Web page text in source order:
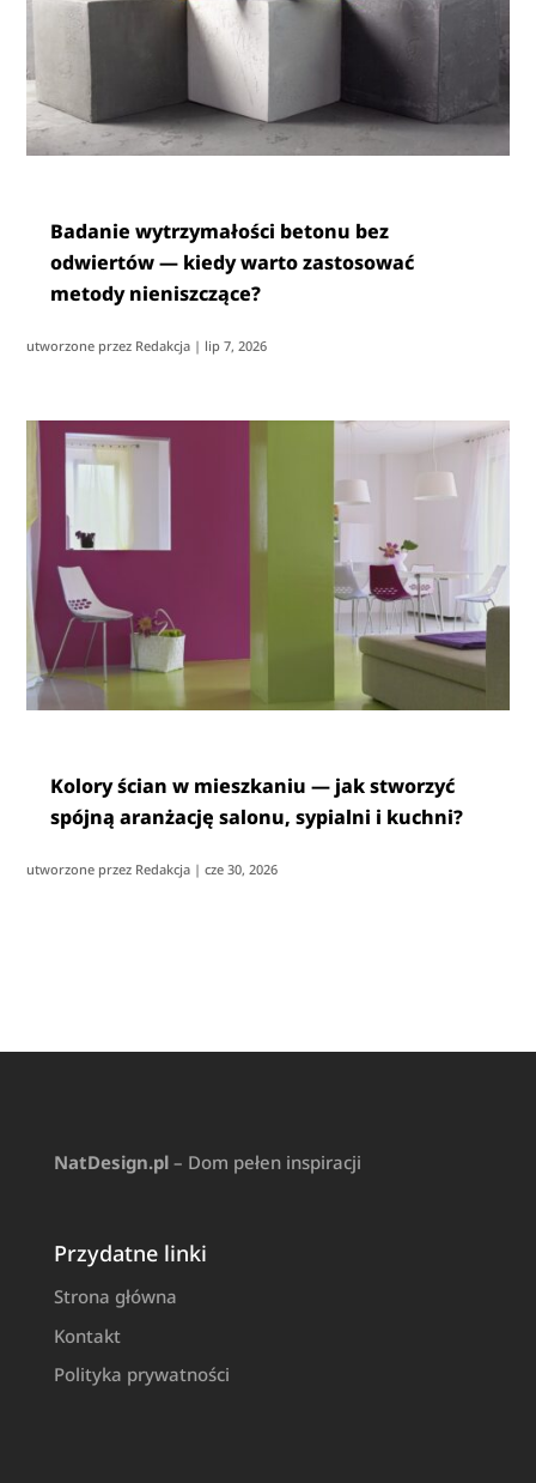
Badanie wytrzymałości betonu bez
odwiertów — kiedy warto zastosować
metody nieniszczące?
utworzone przez Redakcja | lip 7, 2026
Kolory ścian w mieszkaniu — jak stworzyć
spójną aranżację salonu, sypialni i kuchni?
utworzone przez Redakcja |cze 30, 2026
NatDesign.pl– Dom pełen inspiracji
Przydatne linki
Strona główna
Kontakt
Polityka prywatności